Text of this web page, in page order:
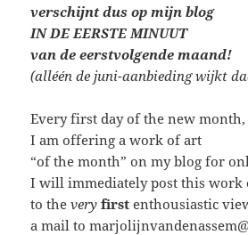
verschijnt dus op mijn blog
IN DE EERSTE MINUUT
van de eerstvolgende maand!
(alléén de juni-aanbieding wijkt
Every first day of the new month,
I am offering a work of art
“of the month” on my blog for
I will immediately post this work
to theveryfirst enthousiastic
a mail to